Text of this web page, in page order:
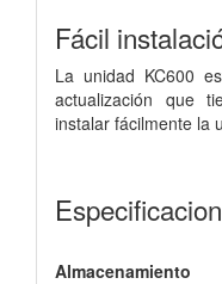
Fácil
La unidad KC600
actualización que
instalar fácilmente la
Almacenamiento